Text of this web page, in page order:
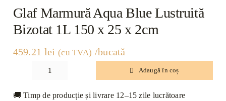
Glaf Marmură Aqua Blue Lustruită
Bizotat 1L 150 x 25 x 2cm
459.21 lei (cu TVA) /bucată
Cantitate
Adaugă în coș
🚚 Timp de producție și livrare 12–15 zile lucrătoare